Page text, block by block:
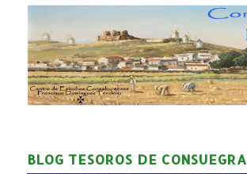
BLOG TESOROS DE CONSUEGRA